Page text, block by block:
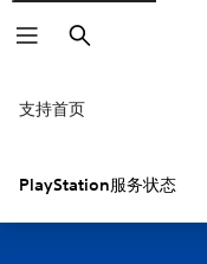
搜
索
支持首页
PlayStation服务状态